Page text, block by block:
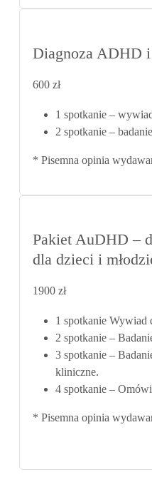
Diagnoza ADHD i
600 zł
1 spotkanie –
2 spotkanie –
* Pisemna opinia
Pakiet AuDHD –
dla dzieci i
1900 zł
1 spotkanie Wywiad
2 spotkanie –
3 spotkanie –
kliniczne.
4 spotkanie –
* Pisemna opinia